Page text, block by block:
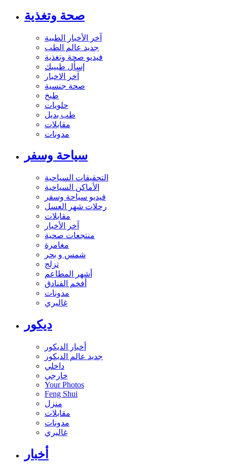
صحة وتغذية
آخر الأخبار الطبية
جديد عالم الطب
فيديو صحة وتغذية
إسأل طبيبك
آخر الاخبار
صحة جنسية
طبخ
حلويات
طب بديل
مقابلات
مدونات
سياحة وسفر
التحقيقات السياحية
الأماكن السياحية
فيديو سياحة وسفر
رحلات شهر العسل
مقابلات
آخر الأخبار
منتجعات صحية
مغامرة
شمس و بحر
تزلج
أشهر المطاعم
أفخم الفنادق
مدونات
غاليري
ديكور
أخبار الديكور
جديد عالم الديكور
داخلي
خارجي
Your Photos
Feng Shui
منزل
مقابلات
مدونات
غاليري
أخبار